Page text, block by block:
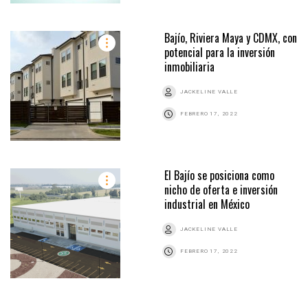
Bajío, Riviera Maya y CDMX, con
potencial para la inversión
inmobiliaria
JACKELINE VALLE
FEBRERO 17, 2022
El Bajío se posiciona como
nicho de oferta e inversión
industrial en México
JACKELINE VALLE
FEBRERO 17, 2022